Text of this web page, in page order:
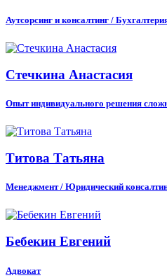
Аутсорсинг и консалтинг /
Стечкина Анастасия
Опыт индивидуального решения
Титова Татьяна
Менеджмент / Юридический
Бебекин Евгений
Адвокат